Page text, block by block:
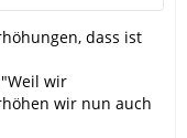
dass ist
wir
wir nun auch